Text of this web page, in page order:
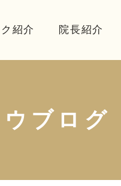
紹介 院長紹介
ブログ